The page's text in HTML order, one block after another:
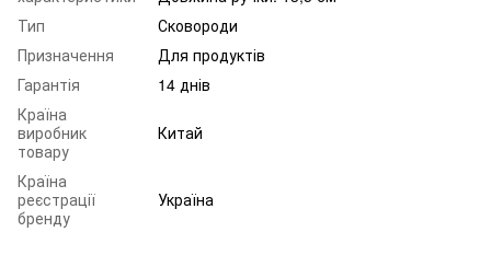
Тип
Сковороди
Призначення
Для продуктів
Гарантія
14 днів
Країна
виробник
товару
Китай
Країна
реєстрації
бренду
Україна